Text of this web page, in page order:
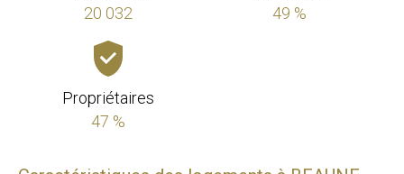
20 032
49 %
Propriétaires
47 %